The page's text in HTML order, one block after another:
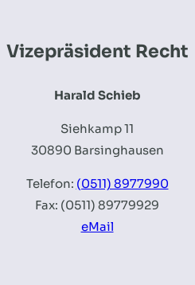
Vizepräsident Recht
Harald Schieb
Siehkamp 11
30890 Barsinghausen
Telefon: (0511) 8977990
Fax: (0511) 89779929
eMail